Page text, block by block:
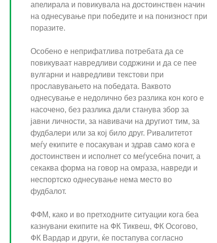
апелирала и повикувала на достоинствен начин
на однесување при победите и на понизност при
поразите.
Особено е неприфатлива потребата да се
повикуваат навредливи содржини и да се пее
вулгарни и навредливи текстови при
прославувањето на победата. Ваквото
однесување е недолично без разлика кон кого е
насочено, без разлика дали станува збор за
јавни личности, за навивачи на другиот тим, за
фудбалери или за кој било друг. Ривалитетот
меѓу екипите е посакуван и здрав само кога е
достоинствен и исполнет со меѓусебна почит, а
секаква форма на говор на омраза, навреди и
неспортско однесување нема место во
фудбалот.
ФФМ, како и во претходните ситуации кога беа
казнувани екипите на ФК Тиквеш, ФК Осогово,
ФК Вардар и други, ќе постапува согласно